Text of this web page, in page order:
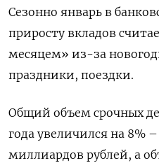
Сезонно январь в
приросту вкладов
месяцем» из-за
праздники, поездки.
Общий объем срочных
года увеличился на 8%
миллиардов рублей, а